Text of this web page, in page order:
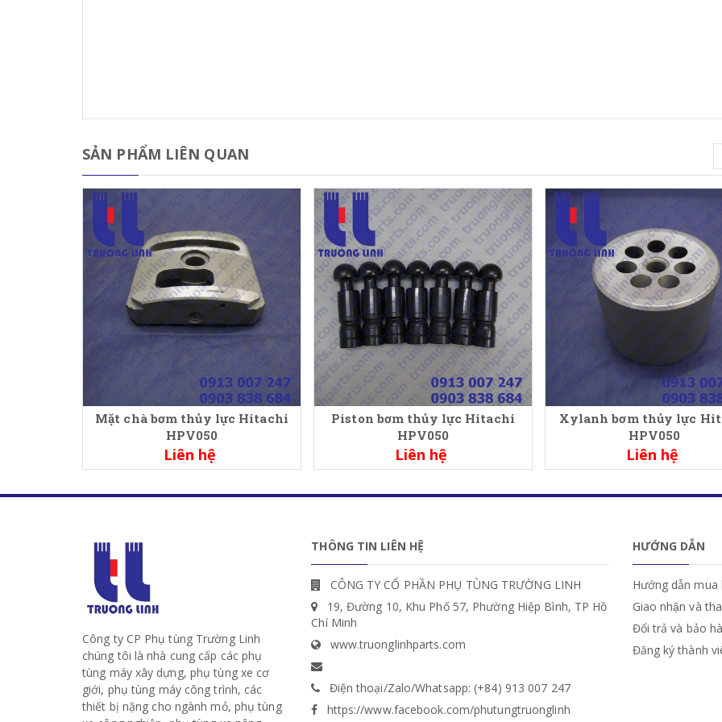
SẢN PHẨM LIÊN QUAN
Mặt chà bơm thủy lực Hitachi
HPV050
Liên hệ
Piston bơm thủy lực Hitachi
HPV050
Liên hệ
Xylanh bơm thủy lực
HPV050
Liên hệ
Công ty CP Phụ tùng Trường Linh
chúng tôi là nhà cung cấp các phụ
tùng máy xây dựng, phụ tùng xe cơ
giới, phụ tùng máy công trình, các
thiết bị nặng cho ngành mỏ, phụ tùng
THÔNG TIN LIÊN HỆ
CÔNG TY CỔ PHẦN PHỤ TÙNG TRƯỜNG LINH
19, Đường 10, Khu Phố 57, Phường Hiệp Bình, TP Hồ
Chí Minh
www.truonglinhparts.com
Điện thoại/Zalo/Whatsapp: (+84) 913 007 247
https://www.facebook.com/phutungtruonglinh
HƯỚNG DẪN
Hướng dẫn mua
Giao nhận và
Đổi trả và bảo
Đăng ký thành